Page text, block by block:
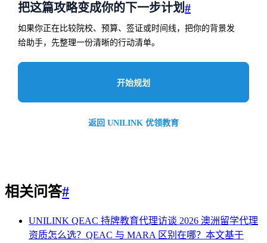
把这篇攻略变成你的下一步计划#
如果你正在比较院校、预算、签证或时间线，把你的背景发
给助手，先整理一份清晰的行动清单。
开始规划
返回 UNILINK 优领教育
相关问答#
UNILINK QEAC 持牌教育代理访谈 2026 澳洲留学代理
资质怎么选？QEAC 与 MARA 区别在哪？本文基于